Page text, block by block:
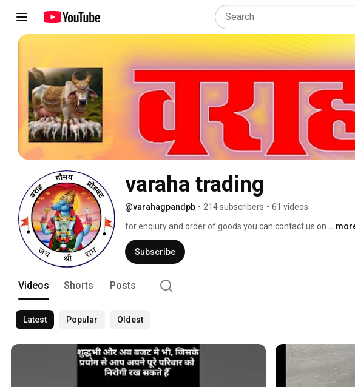
varaha trading
@varahagpandpb • 214 subscribers • 61 videos
for enqiury and order of goods you can contact us on
Subscribe
Videos Shorts Posts
Latest Popular Oldest